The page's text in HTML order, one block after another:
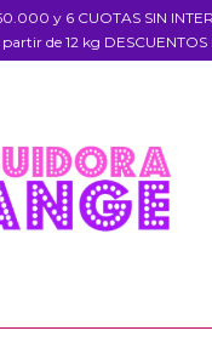
y 6 CUOTAS SIN
de 12 kg DESCUENTOS